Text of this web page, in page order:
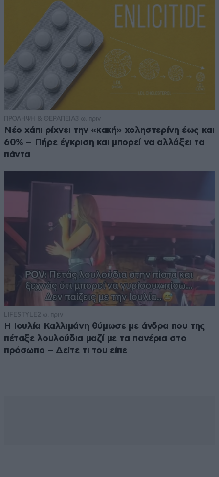
ΠΡΟΛΗΨΗ & ΘΕΡΑΠΕΙΑ3 ω. πριν
Νέο χάπι ρίχνει την «κακή» χοληστερίνη έως και
60% – Πήρε έγκριση και μπορεί να αλλάξει τα
πάντα
LIFESTYLE2 ω. πριν
Η Ιουλία Καλλιμάνη θύμωσε με άνδρα που της
πέταξε λουλούδια μαζί με τα πανέρια στο
πρόσωπο – Δείτε τι του είπε